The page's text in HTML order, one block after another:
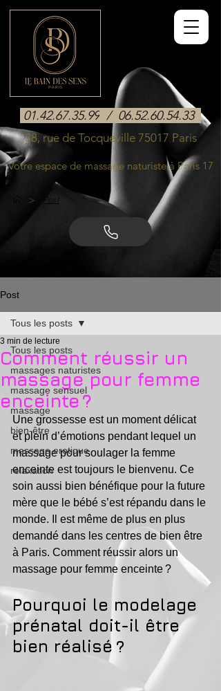
01.42.67.35.99 / 06.52.60.54.33
> Post
38, rue de Tocqueville 75017 Paris
Votre espace de massage naturiste à Paris 17
Post
Tous les posts
massages naturistes
massage sensuel
massage
bien-être
massage erotique
relaxation
Tous les posts
Comment réussir un
massage pour femme
enceinte ?
3 min de lecture
Une grossesse est un moment délicat
et plein d’émotions pendant lequel un
massage pour soulager la femme
enceinte est toujours le bienvenu. Ce
soin aussi bien bénéfique pour la future
mère que le bébé s’est répandu dans le
monde. Il est même de plus en plus
demandé dans les centres de bien être
à Paris. Comment réussir alors un
massage pour femme enceinte ?
Pourquoi le modelage
prénatal doit-il être
bien réalisé ?